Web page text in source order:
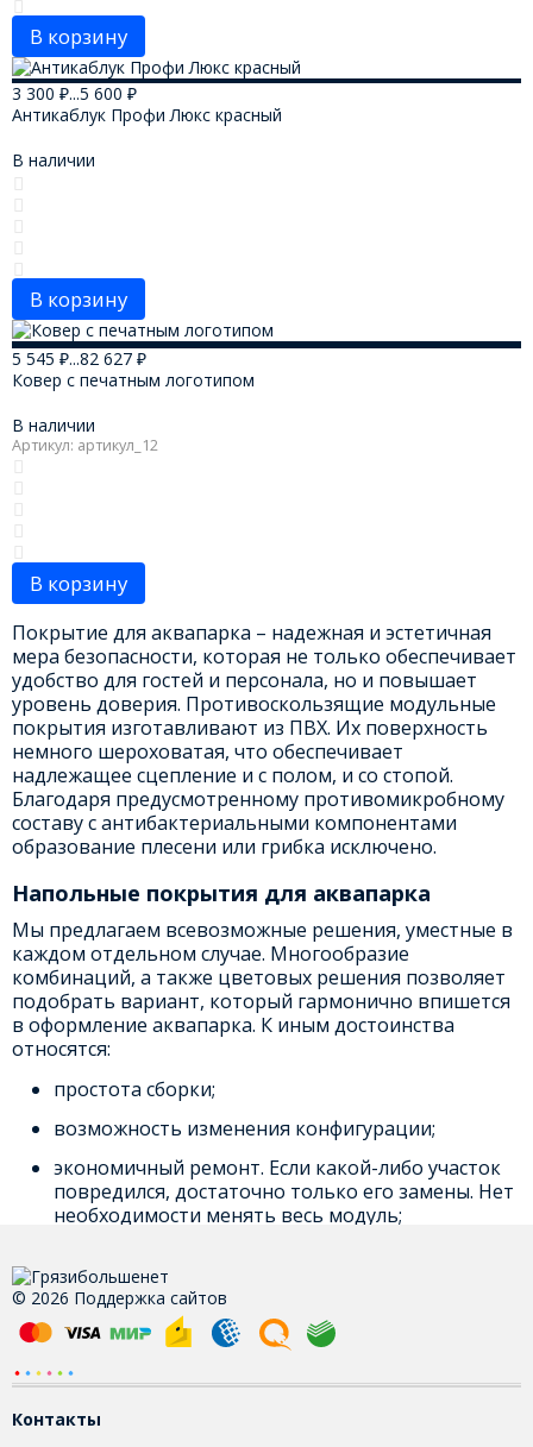
В корзину
3 300 ₽...5 600 ₽
Антикаблук Профи Люкс красный
В наличии
В корзину
5 545 ₽...82 627 ₽
Ковер с печатным логотипом
В наличии
Артикул: артикул_12
В корзину
Покрытие для аквапарка – надежная и эстетичная
мера безопасности, которая не только обеспечивает
удобство для гостей и персонала, но и повышает
уровень доверия. Противоскользящие модульные
покрытия изготавливают из ПВХ. Их поверхность
немного шероховатая, что обеспечивает
надлежащее сцепление и с полом, и со стопой.
Благодаря предусмотренному противомикробному
составу с антибактериальными компонентами
образование плесени или грибка исключено.
Напольные покрытия для аквапарка
Мы предлагаем всевозможные решения, уместные в
каждом отдельном случае. Многообразие
комбинаций, а также цветовых решения позволяет
подобрать вариант, который гармонично впишется
в оформление аквапарка. К иным достоинства
относятся:
простота сборки;
возможность изменения конфигурации;
экономичный ремонт. Если какой-либо участок
повредился, достаточно только его замены. Нет
необходимости менять весь модуль;
многовариантность крепления (например, в
приямок, с помощью защитных алюминиевых
порогов или свободный настил);
высокая прочность и устойчивость к
© 2026 Поддержка сайтов
Контакты